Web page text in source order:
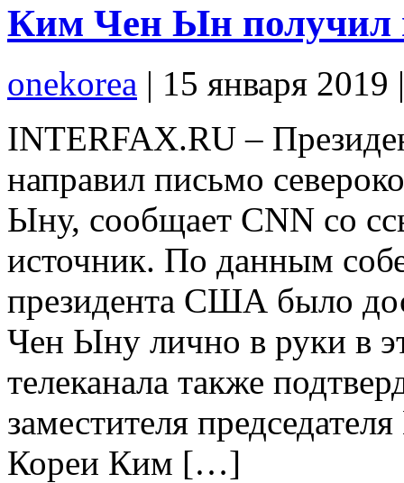
Ким Чен Ын получил
onekorea | 15 января 2019
INTERFAX.RU –
направил письмо
Ыну, сообщает CNN со
источник. По данным
президента США было
Чен Ыну лично в руки в
телеканала также
заместителя
Кореи Ким […]